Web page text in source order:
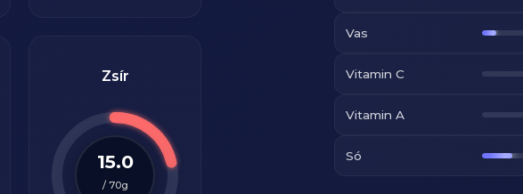
Zsír
15.0
/70g
Vas
Vitamin C
Vitamin A
Só